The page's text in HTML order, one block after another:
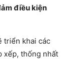
điều kiện
triển khai các
xếp, thống nhất